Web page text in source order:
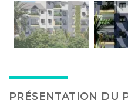
PRÉSENTATION DU